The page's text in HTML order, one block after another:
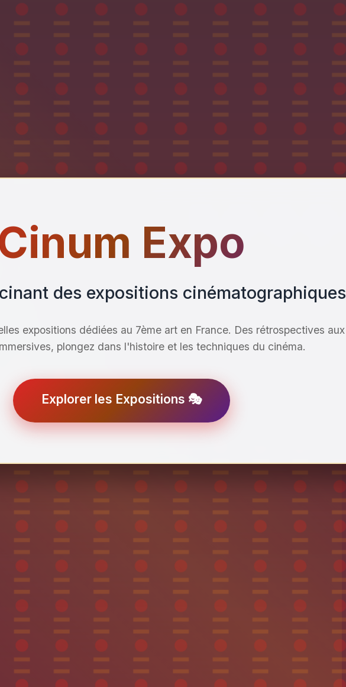
Expo
des expositions cinématographiques
expositions dédiées au 7ème art en France. Des rétrospectives aux
plongez dans l'histoire et les techniques du cinéma.
Explorer les Expositions 🎭